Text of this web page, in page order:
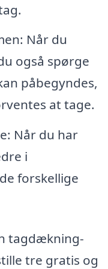
Når du
også spørge
påbegyndes,
at tage.
Når du har
i
forskellige
tagdækning-
tre gratis og